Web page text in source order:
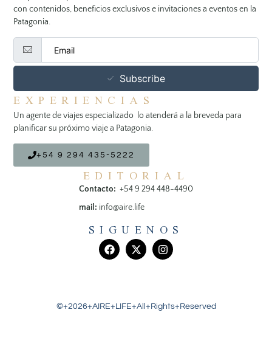
con contenidos, beneficios exclusivos e invitaciones a eventos en la
Patagonia.
Subscribe
EXPERIENCIAS
Un agente de viajes especializado lo atenderá a la breveda para
planificar su próximo viaje a Patagonia.
+54 9 294 435-5222
EDITORIAL
Contacto: +54 9 294 448-4490
mail: info@aire.life
SIGUENOS
©+2026+AIRE+LIFE+All+Rights+Reserved